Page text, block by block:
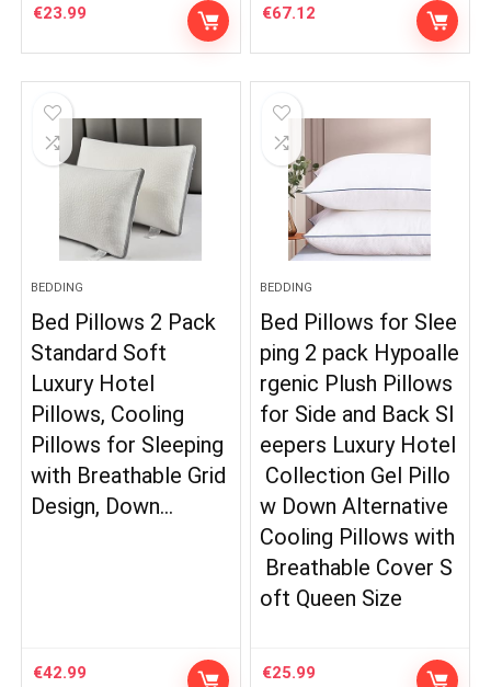
€23.99 €67.12
BEDDING
Bed Pillows 2 Pack
Standard Soft
Luxury Hotel
Pillows, Cooling
Pillows for Sleeping
with Breathable Grid
Design, Down…
€42.99
BEDDING
Bed Pillows for Slee
ping 2 pack Hypoalle
rgenic Plush Pillows
for Side and Back Sl
eepers Luxury Hotel
Collection Gel Pillo
w Down Alternative
Cooling Pillows with
Breathable Cover S
oft Queen Size
€25.99